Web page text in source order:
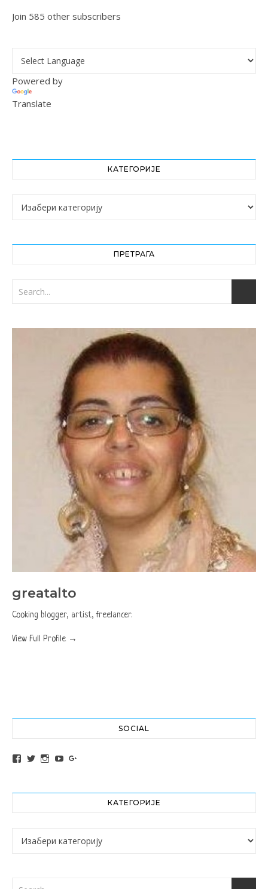
Join 585 other subscribers
Powered by
Translate
КАТЕГОРИЈЕ
Категорије
ПРЕТРАГА
greatalto
Cooking blogger, artist, freelancer.
View Full Profile →
SOCIAL
View altochef’s profile on Facebook
View jovancica73’s profile on Twitter
View jovancica73’s profile on Instagram
View jovancica73’s profile on YouTube
КАТЕГОРИЈЕ
Категорије